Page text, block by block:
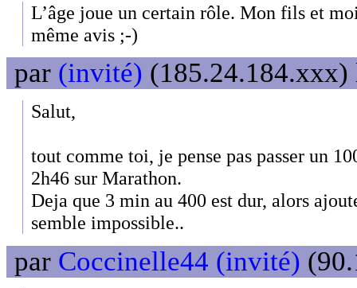
L’âge joue un certain rôle. Mon fils et
même avis ;-)
par (invité) (185.24.184.xxx)
Salut,
tout comme toi, je pense pas passer un
2h46 sur Marathon.
Deja que 3 min au 400 est dur, alors
semble impossible..
par Coccinelle44 (invité)